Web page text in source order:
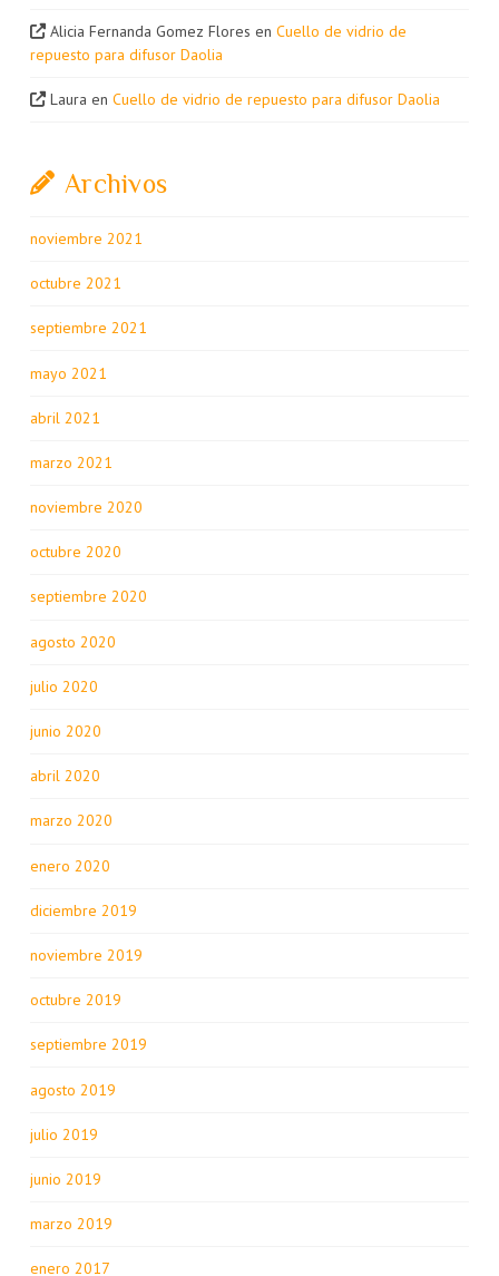
Alicia Fernanda Gomez Flores enCuello de vidrio de
repuesto para difusor Daolia
Laura enCuello de vidrio de repuesto para difusor Daolia
Archivos
noviembre 2021
octubre 2021
septiembre 2021
mayo 2021
abril 2021
marzo 2021
noviembre 2020
octubre 2020
septiembre 2020
agosto 2020
julio 2020
junio 2020
abril 2020
marzo 2020
enero 2020
diciembre 2019
noviembre 2019
octubre 2019
septiembre 2019
agosto 2019
julio 2019
junio 2019
marzo 2019
enero 2017